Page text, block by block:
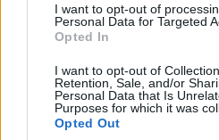
I want to opt-out of
Personal Data for Targeted
Opted In
I want to opt-out of
Retention, Sale, and/or
Personal Data that Is
Purposes for which it was
Opted Out
Átadták az R-Kord és a Vasútvill
kilométeres Szabadbattyán és